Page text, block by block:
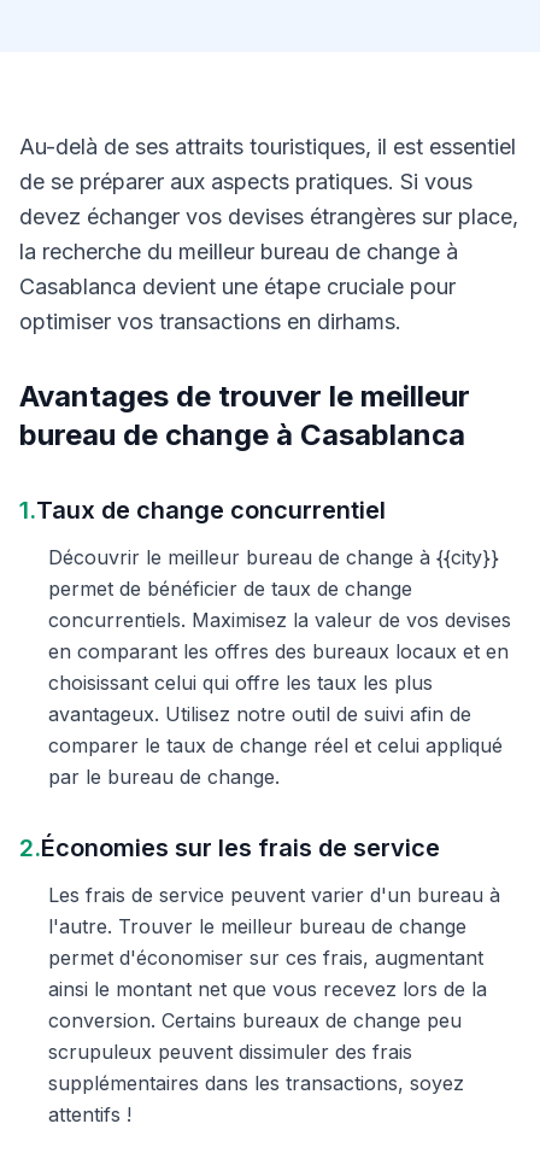
Au-delà de ses attraits touristiques, il est essentiel
de se préparer aux aspects pratiques. Si vous
devez échanger vos devises étrangères sur place,
la recherche du meilleur bureau de change à
Casablanca devient une étape cruciale pour
optimiser vos transactions en dirhams.
Avantages de trouver le meilleur
bureau de change à Casablanca
1.Taux de change concurrentiel
Découvrir le meilleur bureau de change à {{city}}
permet de bénéficier de taux de change
concurrentiels. Maximisez la valeur de vos devises
en comparant les offres des bureaux locaux et en
choisissant celui qui offre les taux les plus
avantageux. Utilisez notre outil de suivi afin de
comparer le taux de change réel et celui appliqué
par le bureau de change.
2.Économies sur les frais de service
Les frais de service peuvent varier d'un bureau à
l'autre. Trouver le meilleur bureau de change
permet d'économiser sur ces frais, augmentant
ainsi le montant net que vous recevez lors de la
conversion. Certains bureaux de change peu
scrupuleux peuvent dissimuler des frais
supplémentaires dans les transactions, soyez
attentifs !